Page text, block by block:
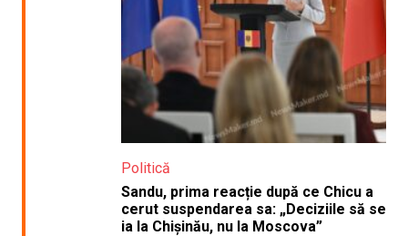
Politică
Sandu, prima reacție după ce Chicu a
cerut suspendarea sa: „Deciziile să se
ia la Chișinău, nu la Moscova”